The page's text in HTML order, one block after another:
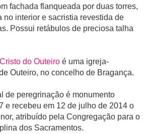
fachada flanqueada por duas torres,
no interior e sacristia revestida de
Possui retábulos de preciosa talha
do Outeiro é uma igreja-
Outeiro, no concelho de Bragança.
de peregrinação é monumento
e recebeu em 12 de julho de 2014 o
atribuí­do pela Congregação para o
dos Sacramentos.